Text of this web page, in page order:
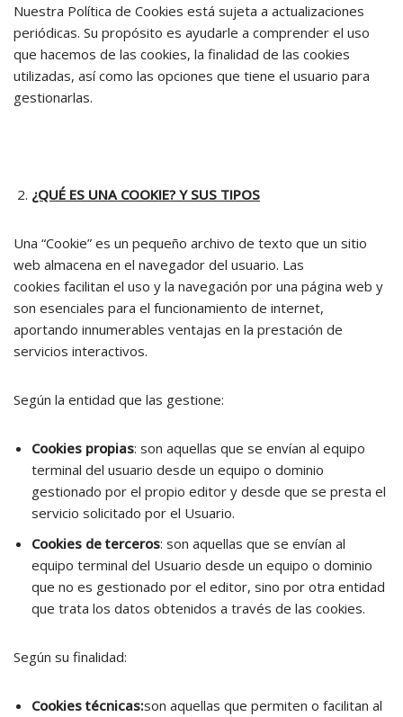
Nuestra Política de Cookies está sujeta a actualizaciones
periódicas. Su propósito es ayudarle a comprender el uso
que hacemos de las cookies, la finalidad de las cookies
utilizadas, así como las opciones que tiene el usuario para
gestionarlas.
¿QUÉ ES UNA COOKIE? Y SUS TIPOS
Una “Cookie” es un pequeño archivo de texto que un sitio
web almacena en el navegador del usuario. Las
cookies facilitan el uso y la navegación por una página web y
son esenciales para el funcionamiento de internet,
aportando innumerables ventajas en la prestación de
servicios interactivos.
Según la entidad que las gestione:
Cookies propias: son aquellas que se envían al equipo
terminal del usuario desde un equipo o dominio
gestionado por el propio editor y desde que se presta el
servicio solicitado por el Usuario.
Cookies de terceros: son aquellas que se envían al
equipo terminal del Usuario desde un equipo o dominio
que no es gestionado por el editor, sino por otra entidad
que trata los datos obtenidos a través de las cookies.
Según su finalidad:
Cookies técnicas:son aquellas que permiten o facilitan al